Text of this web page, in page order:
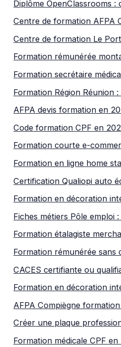
Diplôme OpenClassrooms
Centre de formation AFPA
Centre de formation Le
Formation rémunérée
Formation secrétaire
Formation Région Réunion
AFPA devis formation en
Code formation CPF en
Formation courte e-
Formation en ligne home
Certification Qualiopi auto
Formation en décoration
Fiches métiers Pôle emploi
Formation étalagiste
Formation rémunérée sans
CACES certifiante ou
Formation en décoration
AFPA Compiègne
Créer une plaque
Formation médicale CPF